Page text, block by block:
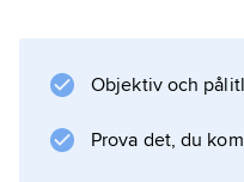
Objektiv och
Prova det, du